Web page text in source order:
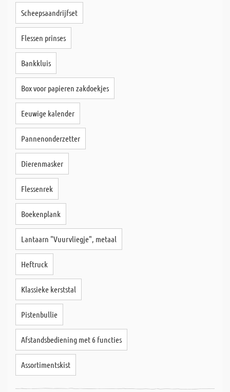
Scheepsaandrijfset
Flessen prinses
Bankkluis
Box voor papieren zakdoekjes
Eeuwige kalender
Pannenonderzetter
Dierenmasker
Flessenrek
Boekenplank
Lantaarn "Vuurvliegje", metaal
Heftruck
Klassieke kerststal
Pistenbullie
Afstandsbediening met 6 functies
Assortimentskist